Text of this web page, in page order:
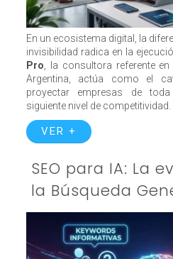
En un ecosistema digital, la
invisibilidad radica en la
Pro, la consultora referente
Argentina, actúa como el
proyectar empresas de
siguiente nivel de competitividad.
VER +
SEO para IA: La
la Búsqueda